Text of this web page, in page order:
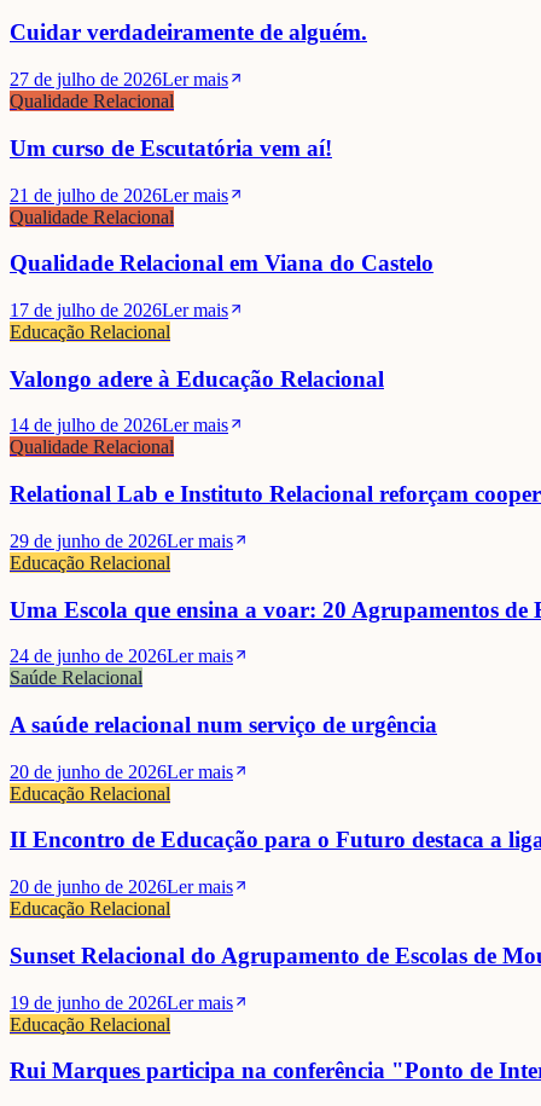
Cuidar verdadeiramente de alguém.
27 de julho de 2026Ler mais
Qualidade Relacional
Um curso de Escutatória vem aí!
21 de julho de 2026Ler mais
Qualidade Relacional
Qualidade Relacional em Viana do Castelo
17 de julho de 2026Ler mais
Educação Relacional
Valongo adere à Educação Relacional
14 de julho de 2026Ler mais
Qualidade Relacional
Relational Lab e Instituto Relacional reforçam
29 de junho de 2026Ler mais
Educação Relacional
Uma Escola que ensina a voar: 20 Agrupamentos
24 de junho de 2026Ler mais
Saúde Relacional
A saúde relacional num serviço de urgência
20 de junho de 2026Ler mais
Educação Relacional
II Encontro de Educação para o Futuro destaca a
20 de junho de 2026Ler mais
Educação Relacional
Sunset Relacional do Agrupamento de Escolas de
19 de junho de 2026Ler mais
Educação Relacional
Rui Marques participa na conferência "Ponto de